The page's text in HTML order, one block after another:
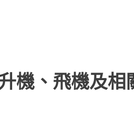
機、飛機及相